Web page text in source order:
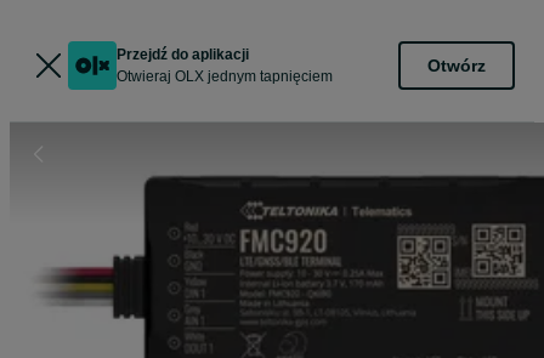
Przejdź do aplikacji
Otwieraj OLX jednym tapnięciem
Otwórz